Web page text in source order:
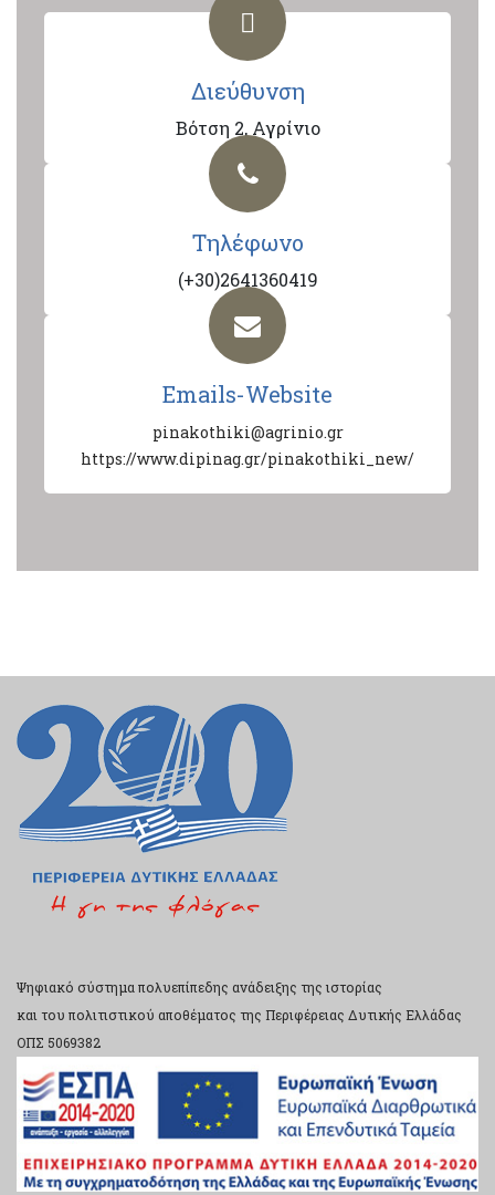
Διεύθυνση
Βότση 2, Αγρίνιο
Τηλέφωνο
(+30)2641360419
Emails-Website
pinakothiki@agrinio.gr
https://www.dipinag.gr/pinakothiki_new/
Ψηφιακό σύστημα πολυεπίπεδης ανάδειξης της ιστορίας
και του πολιτιστικού αποθέματος της Περιφέρειας Δυτικής Ελλάδας
ΟΠΣ 5069382